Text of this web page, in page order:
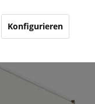
Konfigurieren